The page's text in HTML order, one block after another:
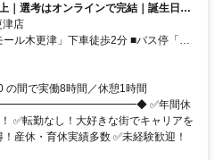
｜選考はオンラインで完結｜誕生日祝
2回
津店
■車：館山自動車道「木更津南IC」よ
の間で実働8時間／休憩1時間
✅年間休
✅転勤なし！大好きな街でキャリアを
産休・育休実績多数 ✅未経験歓迎！